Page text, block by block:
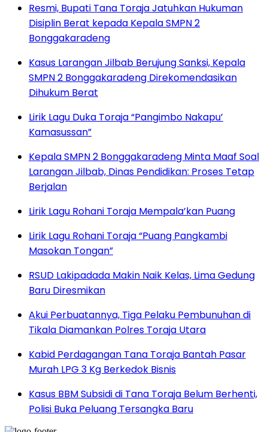
Resmi, Bupati Tana Toraja Jatuhkan Hukuman
Disiplin Berat kepada Kepala SMPN 2
Bonggakaradeng
Kasus Larangan Jilbab Berujung Sanksi, Kepala
SMPN 2 Bonggakaradeng Direkomendasikan
Dihukum Berat
Lirik Lagu Duka Toraja “Pangimbo Nakapu’
Kamasussan”
Kepala SMPN 2 Bonggakaradeng Minta Maaf Soal
Larangan Jilbab, Dinas Pendidikan: Proses Tetap
Berjalan
Lirik Lagu Rohani Toraja Mempala’kan Puang
Lirik Lagu Rohani Toraja “Puang Pangkambi
Masokan Tongan”
RSUD Lakipadada Makin Naik Kelas, Lima Gedung
Baru Diresmikan
Akui Perbuatannya, Tiga Pelaku Pembunuhan di
Tikala Diamankan Polres Toraja Utara
Kabid Perdagangan Tana Toraja Bantah Pasar
Murah LPG 3 Kg Berkedok Bisnis
Kasus BBM Subsidi di Tana Toraja Belum Berhenti,
Polisi Buka Peluang Tersangka Baru